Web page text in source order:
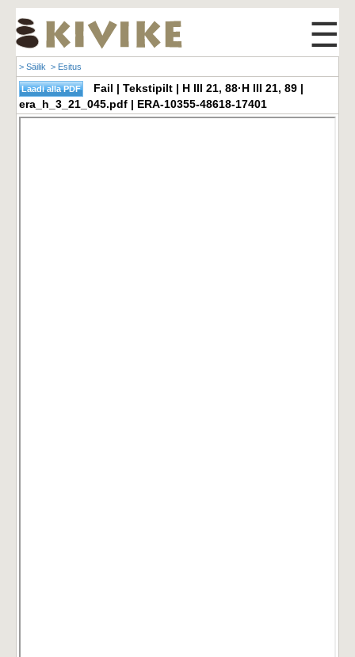
☰
> Säilik > Esitus
Fail | Tekstipilt | H III 21, 88·H III 21, 89 |
era_h_3_21_045.pdf | ERA-10355-48618-17401